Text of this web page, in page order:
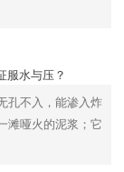
服水与压？
孔不入，能渗入炸
滩哑火的泥浆；它